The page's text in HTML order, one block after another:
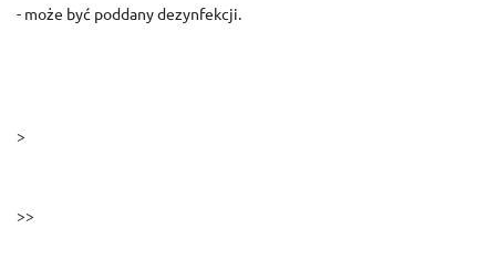
- może być poddany dezynfekcji.
>
>>